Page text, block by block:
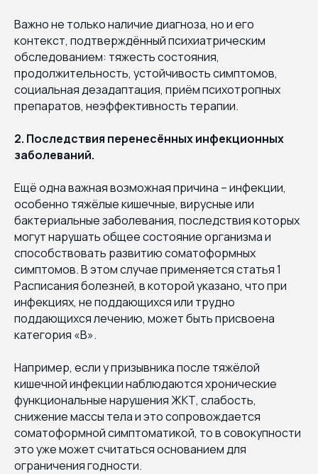
Важно не только наличие диагноза, но и его
контекст, подтверждённый психиатрическим
обследованием: тяжесть состояния,
продолжительность, устойчивость симптомов,
социальная дезадаптация, приём психотропных
препаратов, неэффективность терапии.
2. Последствия перенесённых инфекционных
заболеваний.
Ещё одна важная возможная причина – инфекции,
особенно тяжёлые кишечные, вирусные или
бактериальные заболевания, последствия которых
могут нарушать общее состояние организма и
способствовать развитию соматоформных
симптомов. В этом случае применяется статья 1
Расписания болезней, в которой указано, что при
инфекциях, не поддающихся или трудно
поддающихся лечению, может быть присвоена
категория «В».
Например, если у призывника после тяжёлой
кишечной инфекции наблюдаются хронические
функциональные нарушения ЖКТ, слабость,
снижение массы тела и это сопровождается
соматоформной симптоматикой, то в совокупности
это уже может считаться основанием для
ограничения годности.